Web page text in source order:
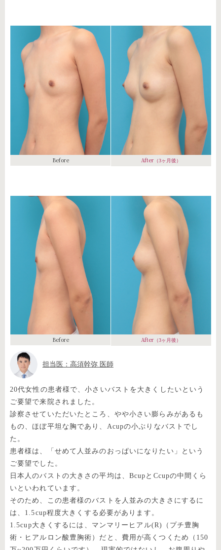
Before After （3ヶ月後）
Before After （3ヶ月後）
担当医：高須幹弥 医師
20代女性の患者様で、小さいバストを大きくしたいという
ご要望で来院されました。
診察させていただいたところ、やや小さい膨らみがあるも
もの、ほぼ平坦な胸であり、Acupの小ぶりなバストでし
た。
患者様は、「せめて人並みのおっぱいになりたい」という
ご要望でした。
日本人のバストの大きさの平均は、BcupとCcupの中間くら
いといわれています。
そのため、この患者様のバストを人並みの大きさにするに
は、1.5cup程度大きくする必要があります。
1.5cup大きくするには、マンマリーヒアル(R)（プチ豊胸
術・ヒアルロン酸豊胸術）だと、費用が高くつくため（150